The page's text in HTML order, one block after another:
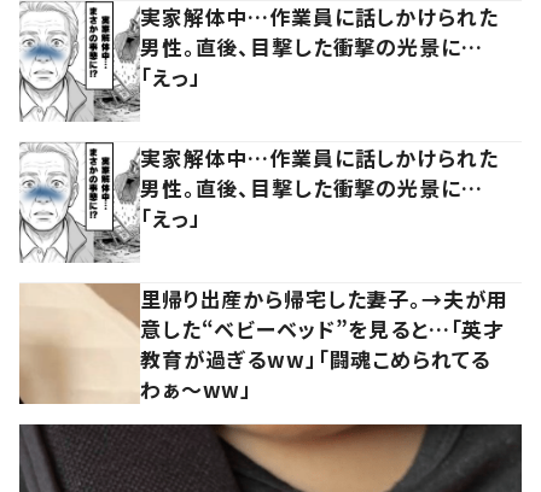
実家解体中…作業員に話しかけられた
男性。直後、目撃した衝撃の光景に…
「えっ」
実家解体中…作業員に話しかけられた
男性。直後、目撃した衝撃の光景に…
「えっ」
里帰り出産から帰宅した妻子。→夫が用
意した“ベビーベッド”を見ると…「英才
教育が過ぎるww」「闘魂こめられてる
わぁ～ww」